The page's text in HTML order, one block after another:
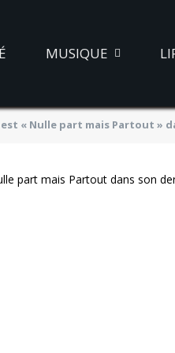
MUSIQUE
est « Nulle part mais Partout »